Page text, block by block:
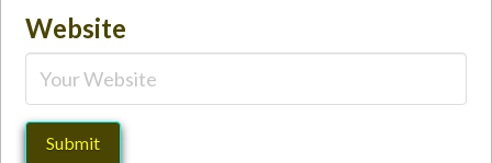
Website